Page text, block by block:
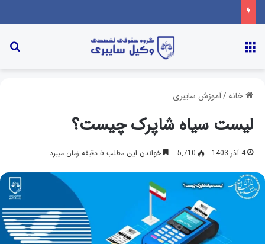
خانه/آموزش سایبری
لیست سیاه شاپرک چیست؟
4 آذر 1403 5,710 خواندن این مطلب 5 دقیقه زمان میبرد